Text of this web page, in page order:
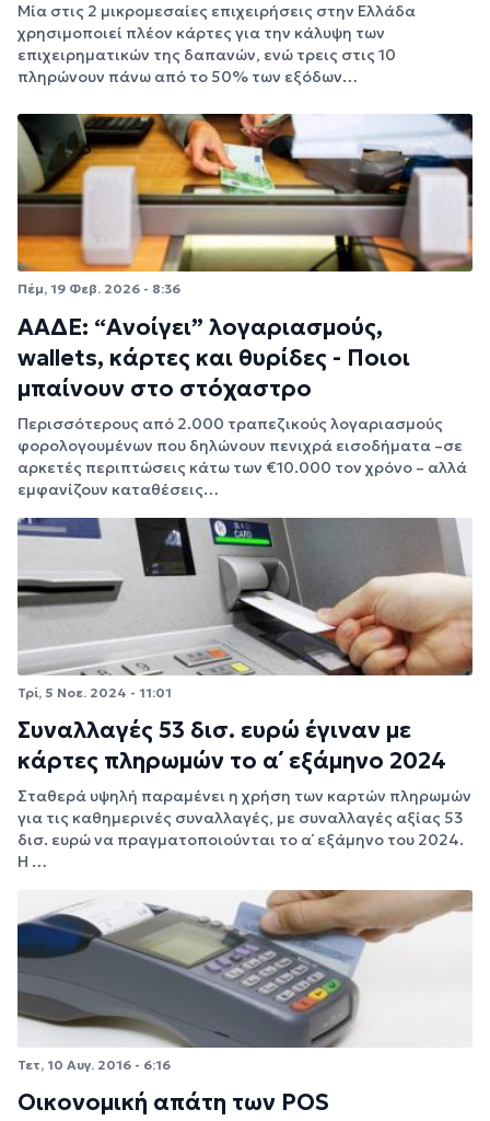
Μία στις 2 μικρομεσαίες επιχειρήσεις στην Ελλάδα
χρησιμοποιεί πλέον κάρτες για την κάλυψη των
επιχειρηματικών της δαπανών, ενώ τρεις στις 10
πληρώνουν πάνω από το 50% των εξόδων…
Πέμ, 19 Φεβ. 2026 - 8:36
ΑΑΔΕ: “Ανοίγει” λογαριασμούς,
wallets, κάρτες και θυρίδες - Ποιοι
μπαίνουν στο στόχαστρο
Περισσότερους από 2.000 τραπεζικούς λογαριασμούς
φορολογουμένων που δηλώνουν πενιχρά εισοδήματα –σε
αρκετές περιπτώσεις κάτω των €10.000 τον χρόνο – αλλά
εμφανίζουν καταθέσεις…
Τρί, 5 Νοε. 2024 - 11:01
Συναλλαγές 53 δισ. ευρώ έγιναν με
κάρτες πληρωμών το α΄ εξάμηνο 2024
Σταθερά υψηλή παραμένει η χρήση των καρτών πληρωμών
για τις καθημερινές συναλλαγές, με συναλλαγές αξίας 53
δισ. ευρώ να πραγματοποιούνται το α΄ εξάμηνο του 2024.
Η …
Τετ, 10 Αυγ. 2016 - 6:16
Οικονομική απάτη των POS